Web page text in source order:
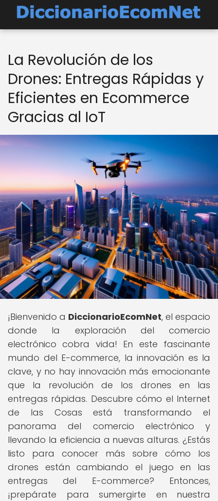
La Revolución de los
Drones: Entregas Rápidas y
Eficientes en Ecommerce
Gracias al IoT
¡Bienvenido a DiccionarioEcomNet, el espacio
donde la exploración del comercio
electrónico cobra vida! En este fascinante
mundo del E-commerce, la innovación es la
clave, y no hay innovación más emocionante
que la revolución de los drones en las
entregas rápidas. Descubre cómo el Internet
de las Cosas está transformando el
panorama del comercio electrónico y
llevando la eficiencia a nuevas alturas. ¿Estás
listo para conocer más sobre cómo los
drones están cambiando el juego en las
entregas del E-commerce? Entonces,
¡prepárate para sumergirte en nuestra